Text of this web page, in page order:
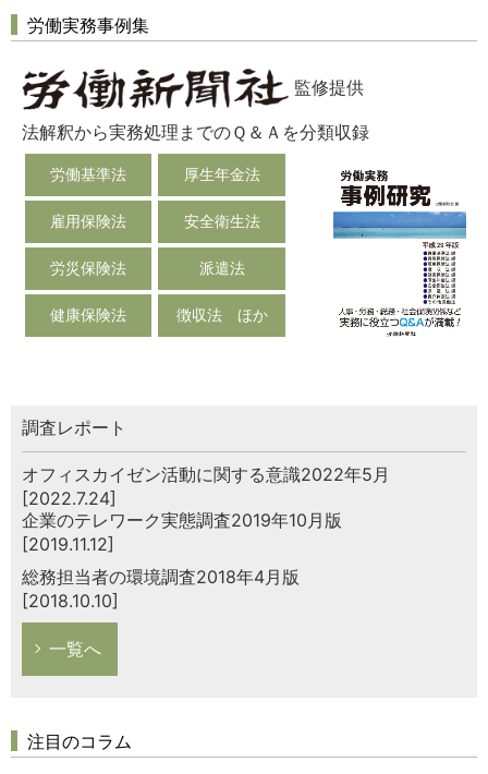
労働実務事例集
監修提供
法解釈から実務処理までのＱ＆Ａを分類収録
労働基準法 厚生年金法
雇用保険法 安全衛生法
労災保険法 派遣法
健康保険法 徴収法 ほか
調査レポート
オフィスカイゼン活動に関する意識2022年5月
[2022.7.24]
企業のテレワーク実態調査2019年10月版
[2019.11.12]
総務担当者の環境調査2018年4月版
[2018.10.10]
一覧へ
注目のコラム